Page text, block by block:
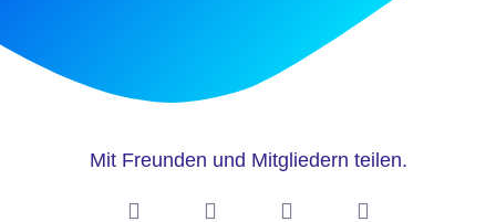
Mit Freunden und Mitgliedern teilen.